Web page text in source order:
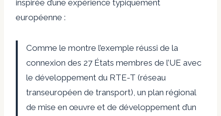
inspirée d’une expérience typiquement
européenne :
Comme le montre l’exemple réussi de la
connexion des 27 États membres de l’UE avec
le développement du RTE-T (réseau
transeuropéen de transport), un plan régional
de mise en œuvre et de développement d’un